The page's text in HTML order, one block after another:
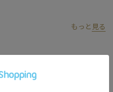
もっと 見る